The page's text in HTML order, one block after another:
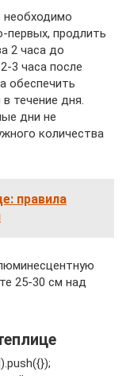
необходимо
первых, продлить
2 часа до
3 часа после
обеспечить
течение дня.
дни не
количества
правила
25-30 см над